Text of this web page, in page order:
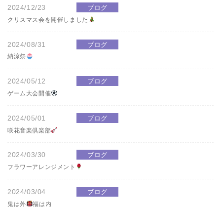
2024/12/23 ブログ
クリスマス会を開催しました
2024/08/31 ブログ
納涼祭
2024/05/12 ブログ
ゲーム大会開催
2024/05/01 ブログ
咲花音楽倶楽部
2024/03/30 ブログ
フラワーアレンジメント
2024/03/04 ブログ
鬼は外 福は内